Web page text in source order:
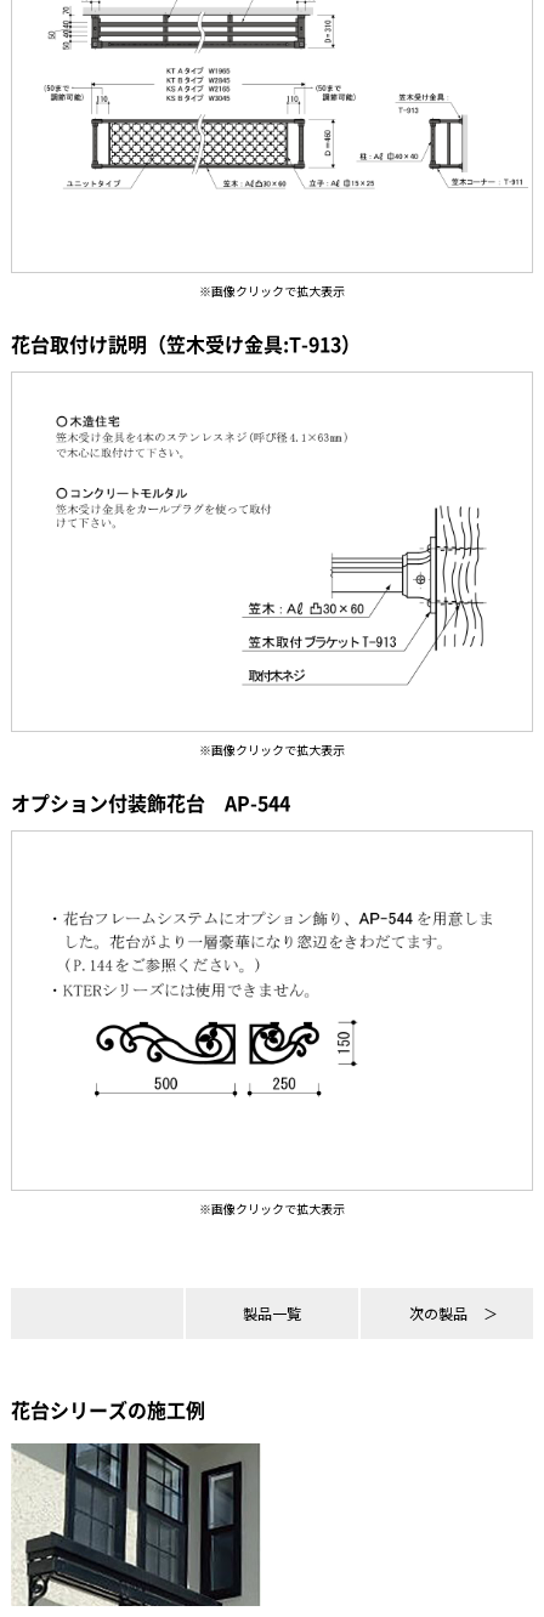
花台取付け説明（笠木受け金具:T-913）
オプション付装飾花台 AP-544
製品一覧 次の製品
花台シリーズの施工例